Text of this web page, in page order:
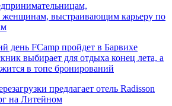
женщинам, выстраивающим карьеру по
выбирает для отдыха конец лета, а
в топе бронирований
предлагает отель Radisson
на Литейном